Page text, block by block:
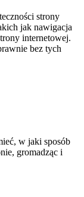
strony
jak nawigacja
internetowej.
bez tych
w jaki sposób
gromadząc i